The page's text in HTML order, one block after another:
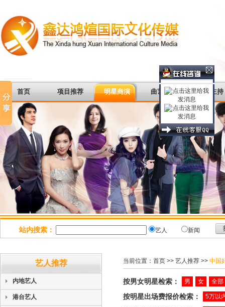
首页 项目推荐 明星商演 曲艺杂谈 著名主持
站内搜索： 艺人 新闻
艺人推荐
内地艺人
港台艺人
当前位置： 首页 >> 艺人推荐 >> 中国
按男女明星检索： 男 女 全部
按明星出场费报价检索： 5万以